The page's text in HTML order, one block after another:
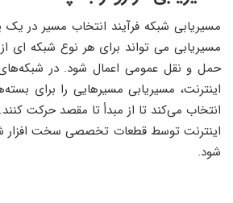
مسیریابی شبکه فرآیند انتخاب مسیر در
مسیریابی می تواند برای هر نوع شبکه ای
حمل و نقل عمومی اعمال شود. در
انتخاب می‌کند تا از مبدأ تا مقصد حرکت
اینترنت توسط قطعات تخصصی سخت افزار
شود.